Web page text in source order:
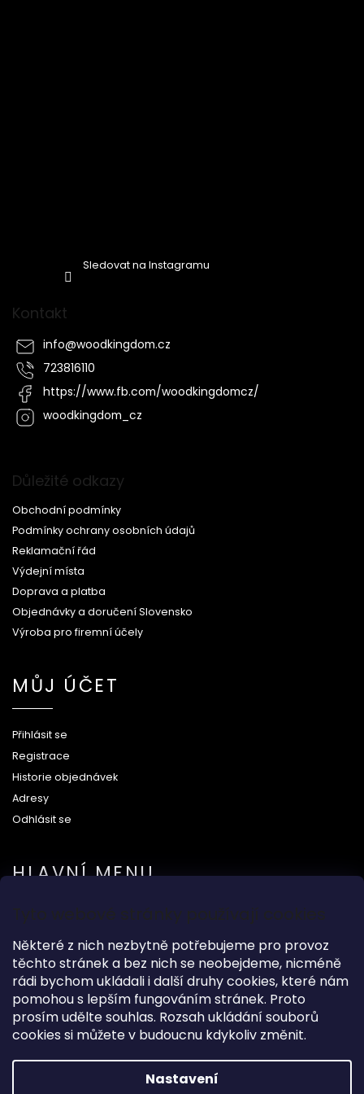
Tyto webové stránky používají cookies
Některé z nich nezbytně potřebujeme pro provoz
těchto stránek a bez nich se neobejdeme, nicméně
rádi bychom ukládali i další druhy cookies, které nám
pomohou s lepším fungováním stránek. Proto
prosím udělte souhlas. Rozsah ukládání souborů
cookies si můžete v budoucnu kdykoliv změnit.
Nastavení
Sledovat na Instagramu
Kontakt
info@woodkingdom.cz
723816110
https://www.fb.com/woodkingdomcz/
woodkingdom_cz
Důležité odkazy
Obchodní podmínky
Podmínky ochrany osobních údajů
Reklamační řád
Výdejní místa
Doprava a platba
Objednávky a doručení Slovensko
Výroba pro firemní účely
MŮJ ÚČET
Přihlásit se
Registrace
Historie objednávek
Adresy
Odhlásit se
HLAVNÍ MENU
Na svatbu
Dárkové předměty
Módní doplňky
O nás
Wood Kingdom . Všechna práva vyhrazena.